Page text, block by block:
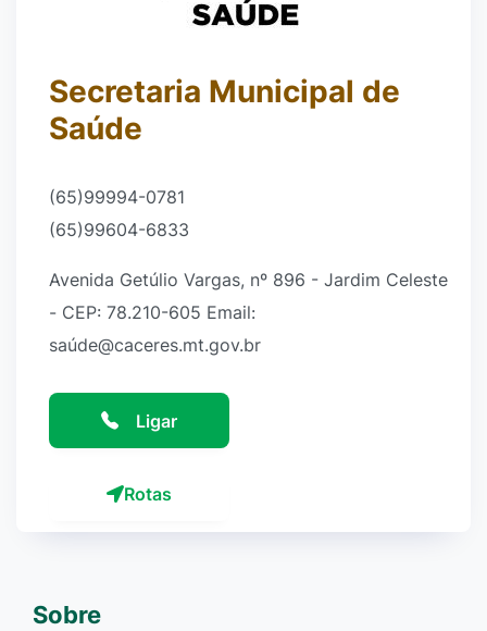
Secretaria Municipal de
Saúde
(65)99994-0781
(65)99604-6833
Avenida Getúlio Vargas, nº 896 - Jardim Celeste
- CEP: 78.210-605 Email:
saúde@caceres.mt.gov.br
Ligar
Rotas
Sobre